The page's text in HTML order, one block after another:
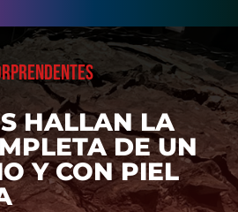
HALLAN LA
DE UN
Y CON PIEL